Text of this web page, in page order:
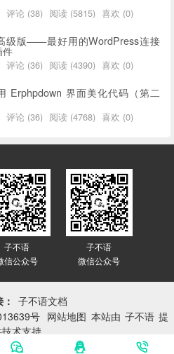
评论 (38) 阅读 (5815) 喜欢 (0)
级版——最好用的WordPress连接
件
评论 (36) 阅读 (4390) 喜欢 (0)
Erphpdown 界面美化代码（第二
评论 (36) 阅读 (4768) 喜欢 (0)
子不语
信公众号
子不语
微信公众号
子不语文档
号 网站地图 本站由 子不语 提
术支持
3414天 16小时 55分 37秒